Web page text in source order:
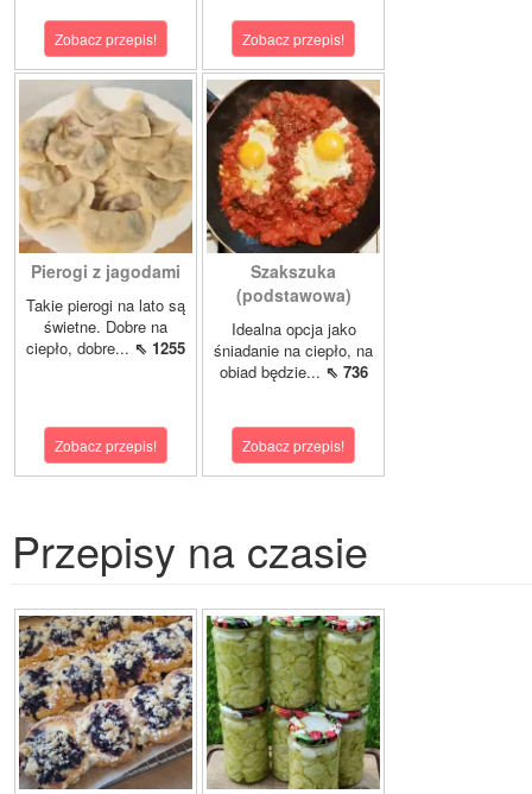
Zobacz przepis! Zobacz przepis!
Pierogi z jagodami
Takie pierogi na lato są
świetne. Dobre na
ciepło, dobre... ⇖ 1255
Zobacz przepis!
Szakszuka
(podstawowa)
Idealna opcja jako
śniadanie na ciepło, na
obiad będzie... ⇖ 736
Zobacz przepis!
Przepisy na czasie